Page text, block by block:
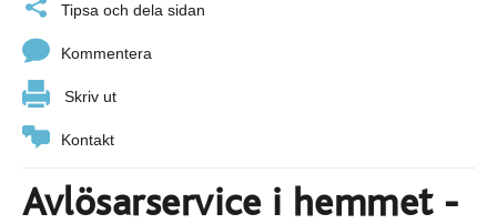
Tipsa och dela sidan
Kommentera
Skriv ut
Kontakt
Avlösarservice i hemmet -